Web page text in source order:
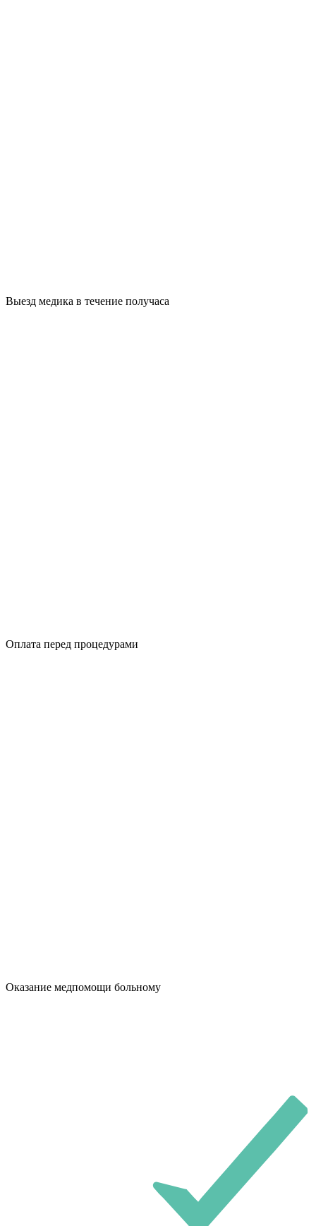
Выезд медика в течение получаса
Оплата перед процедурами
Оказание медпомощи больному